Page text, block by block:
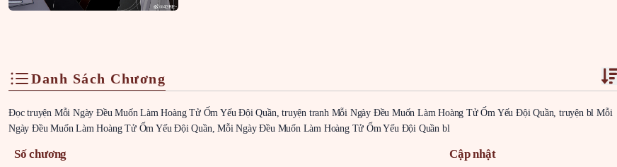
Danh Sách Chương
Đọc truyện Mỗi Ngày Đều Muốn Làm Hoàng Tử Ốm Yếu Đội Quần, truyện tranh Mỗi Ngày Đều Muốn Làm Hoàng Tử Ốm Yếu Đội Quần, truyện bl Mỗi
Ngày Đều Muốn Làm Hoàng Tử Ốm Yếu Đội Quần, Mỗi Ngày Đều Muốn Làm Hoàng Tử Ốm Yếu Đội Quần bl
Số chương Cập nhật